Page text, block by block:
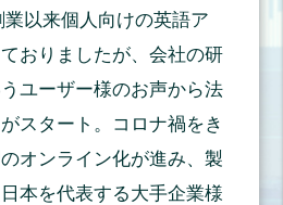
ますか？ 岡崎さん：私は、
に入社しました。大学では駅
海外文化に関する講義をきっか
動したいという気持ちが芽生え
ットにも興味があったことから
にエントリーし、ご縁があって
以来個人向けの英語ア
おりましたが、会社の研
ユーザー様のお声から法
スタート。コロナ禍をき
オンライン化が進み、製
本を代表する大手企業様